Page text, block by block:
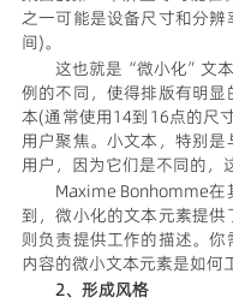
之一可能是设备尺寸和分
间)。
这也就是“微小化”文
例的不同，使得排版有明
本(通常使用14到16点的尺
用户聚焦。小文本，特别
用户，因为它们是不同的，
Maxime Bonhomme
到，微小化的文本元素提
则负责提供工作的描述。
内容的微小文本元素是如何
2、形成风格